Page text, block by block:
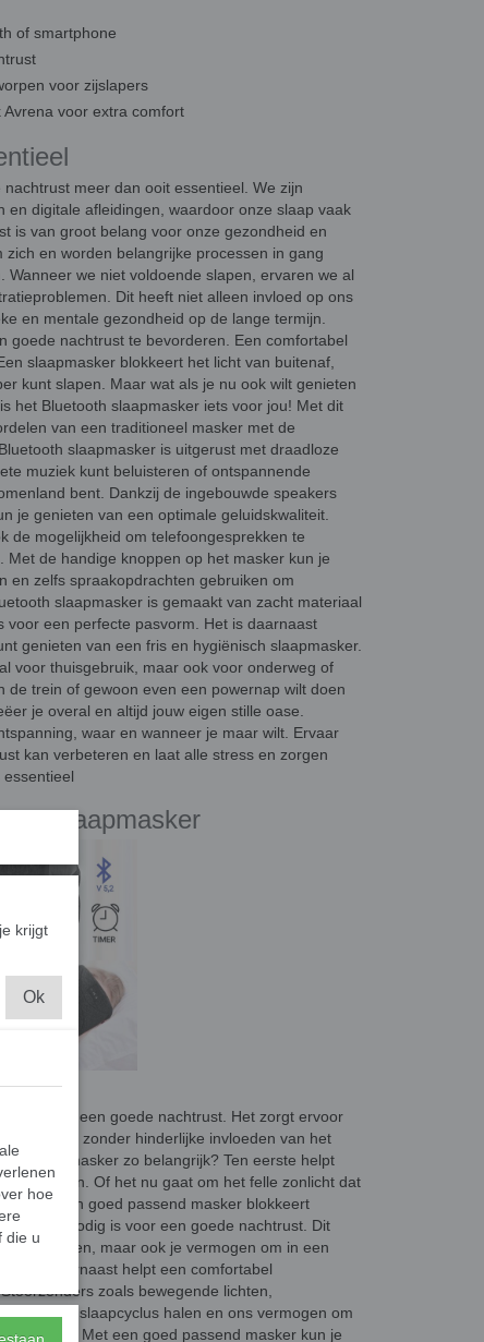
of smartphone
voor zijslapers
voor extra comfort
meer dan ooit essentieel. We zijn
digitale afleidingen, waardoor onze slaap vaak
is van groot belang voor onze gezondheid en
en worden belangrijke processen in gang
we niet voldoende slapen, ervaren we al
Dit heeft niet alleen invloed op ons
en mentale gezondheid op de lange termijn.
goede nachtrust te bevorderen. Een comfortabel
slaapmasker blokkeert het licht van buitenaf,
kunt slapen. Maar wat als je nu ook wilt genieten
het Bluetooth slaapmasker iets voor jou! Met dit
van een traditioneel masker met de
slaapmasker is uitgerust met draadloze
muziek kunt beluisteren of ontspannende
bent. Dankzij de ingebouwde speakers
je genieten van een optimale geluidskwaliteit.
de mogelijkheid om telefoongesprekken te
de handige knoppen op het masker kun je
en zelfs spraakopdrachten gebruiken om
slaapmasker is gemaakt van zacht materiaal
een perfecte pasvorm. Het is daarnaast
genieten van een fris en hygiënisch slaapmasker.
voor thuisgebruik, maar ook voor onderweg of
trein of gewoon even een powernap wilt doen
je overal en altijd jouw eigen stille oase.
waar en wanneer je maar wilt. Ervaar
kan verbeteren en laat alle stress en zorgen
slaapmasker
voor een goede nachtrust. Het zorgt ervoor
slaap, zonder hinderlijke invloeden van het
slaapmasker zo belangrijk? Ten eerste helpt
te sluiten. Of het nu gaat om het felle zonlicht dat
een goed passend masker blokkeert
die nodig is voor een goede nachtrust. Dit
te vallen, maar ook je vermogen om in een
Daarnaast helpt een comfortabel
zoals bewegende lichten,
uit onze slaapcyclus halen en ons vermogen om
Met een goed passend masker kun je
krijgt
Ok
hoe
die u